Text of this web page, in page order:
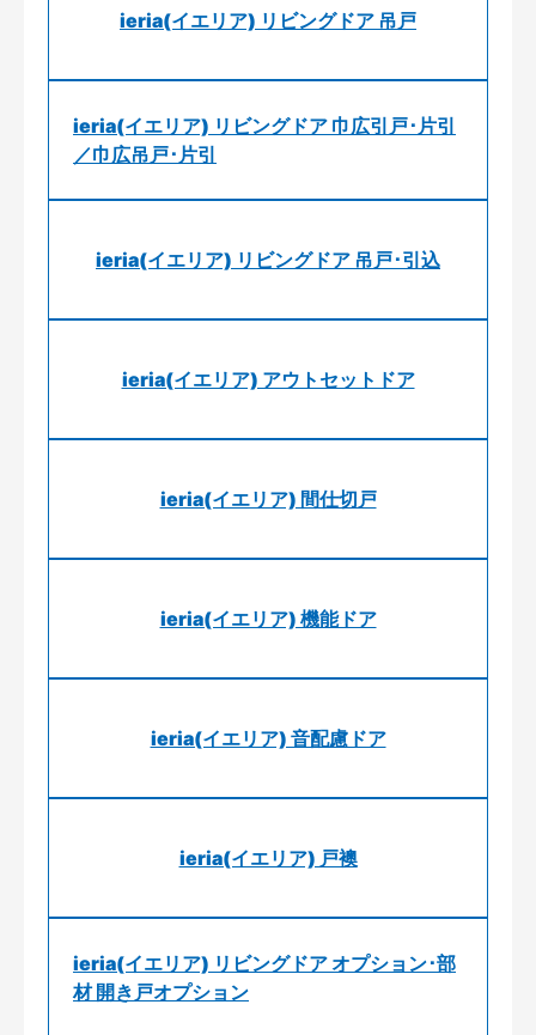
ieria(イエリア) リビングドア 吊戸
ieria(イエリア) リビングドア 巾広引戸･片引
／巾広吊戸･片引
ieria(イエリア) リビングドア 吊戸･引込
ieria(イエリア) アウトセットドア
ieria(イエリア) 間仕切戸
ieria(イエリア) 機能ドア
ieria(イエリア) 音配慮ドア
ieria(イエリア) 戸襖
ieria(イエリア) リビングドア オプション･部
材 開き戸オプション